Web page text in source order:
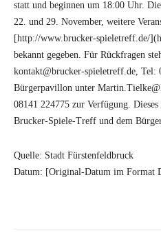
statt und beginnen um 18:00 Uhr.
22. und 29. November, weitere
[http://www.brucker-spieletreff.de/
bekannt gegeben. Für Rückfragen
kontakt@brucker-spieletreff.de, Tel:
Bürgerpavillon unter
08141 224775 zur Verfügung.
Brucker-Spiele-Treff und dem
Quelle: Stadt Fürstenfeldbruck
Datum: [Original-Datum im Format